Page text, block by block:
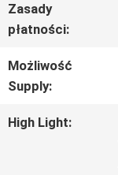
SIĘ
Z
NAMI
Zasady
płatności:
Możliwość
Supply:
High Light: